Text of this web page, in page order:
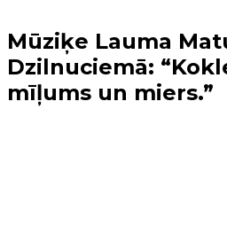
Mūziķe Lauma
Dzilnuciemā:
mīļums un miers.”